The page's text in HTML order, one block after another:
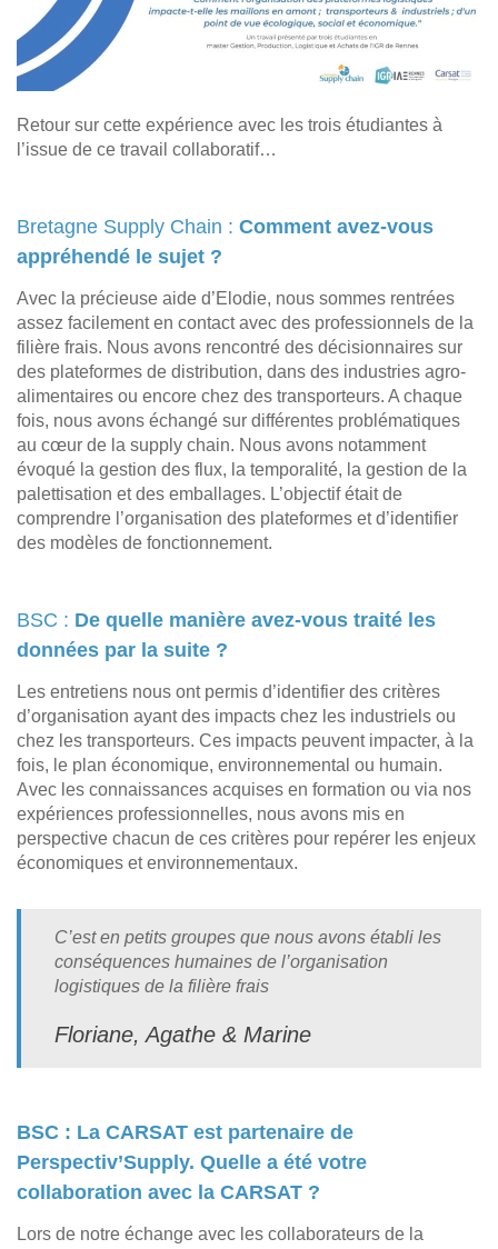
Retour sur cette expérience avec les trois étudiantes à
l’issue de ce travail collaboratif…
Bretagne Supply Chain : Comment avez-vous
appréhendé le sujet ?
Avec la précieuse aide d’Elodie, nous sommes rentrées
assez facilement en contact avec des professionnels de la
filière frais. Nous avons rencontré des décisionnaires sur
des plateformes de distribution, dans des industries agro-
alimentaires ou encore chez des transporteurs. A chaque
fois, nous avons échangé sur différentes problématiques
au cœur de la supply chain. Nous avons notamment
évoqué la gestion des flux, la temporalité, la gestion de la
palettisation et des emballages. L’objectif était de
comprendre l’organisation des plateformes et d’identifier
des modèles de fonctionnement.
BSC : De quelle manière avez-vous traité les
données par la suite ?
Les entretiens nous ont permis d’identifier des critères
d’organisation ayant des impacts chez les industriels ou
chez les transporteurs. Ces impacts peuvent impacter, à la
fois, le plan économique, environnemental ou humain.
Avec les connaissances acquises en formation ou via nos
expériences professionnelles, nous avons mis en
perspective chacun de ces critères pour repérer les enjeux
économiques et environnementaux.
C’est en petits groupes que nous avons établi les
conséquences humaines de l’organisation
logistiques de la filière frais
Floriane, Agathe & Marine
BSC : La CARSAT est partenaire de
Perspectiv’Supply. Quelle a été votre
collaboration avec la CARSAT ?
Lors de notre échange avec les collaborateurs de la